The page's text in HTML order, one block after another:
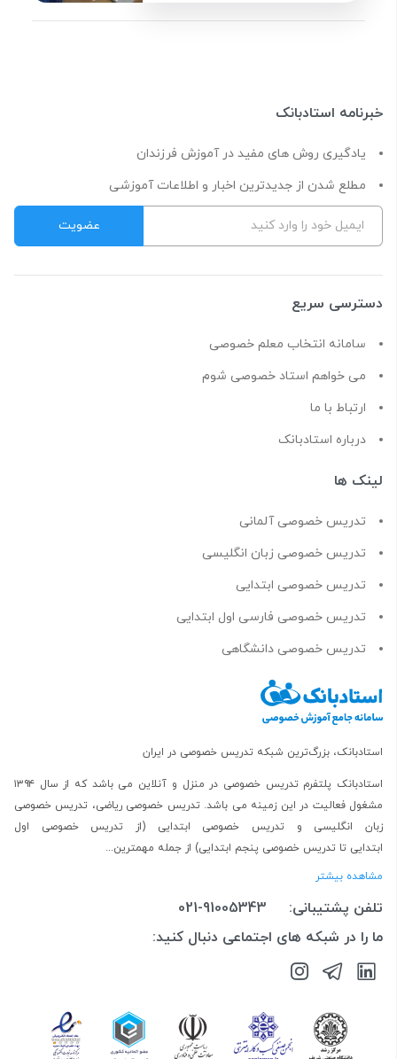
خبرنامه استادبانک
یادگیری روش های مفید در آموزش فرزندان
مطلع شدن از جدیدترین اخبار و اطلاعات آموزشی
دسترسی سریع
سامانه انتخاب معلم خصوصی
می خواهم استاد خصوصی شوم
ارتباط با ما
درباره استادبانک
لینک ها
تدریس خصوصی آلمانی
تدریس خصوصی زبان انگلیسی
تدریس خصوصی ابتدایی
تدریس خصوصی فارسی اول ابتدایی
تدریس خصوصی دانشگاهی
استادبانک، بزرگ‌ترین شبکه تدریس خصوصی در ایران
استادبانک پلتفرم تدریس خصوصی در منزل و آنلاین
می باشد که از سال ۱۳۹۴
مشغول فعالیت در این زمینه می باشد.تدریس خصوصی ریاضی، تدریس خصوصی
زبان انگلیسی و تدریس خصوصی ابتدایی (از
تدریس خصوصی اول
ابتدایی تا تدریس خصوصی پنجم ابتدایی) از جمله مهمترین...
مشاهده بیشتر
تلفن پشتیبانی:
021-91005343
ما را در شبکه های اجتماعی دنبال کنید: